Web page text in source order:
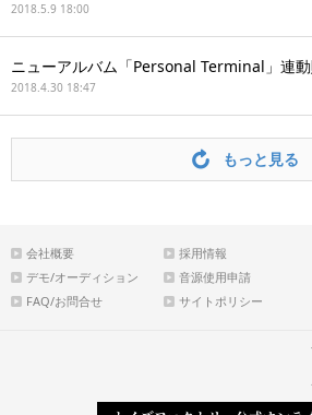
2018.5.9 18:00
ニューアルバム「Personal Terminal」連
2018.4.30 18:47
もっと見る
会社概要
採用情報
デモ/オーディション
音源使用申請
FAQ/お問合せ
サイトポリシー